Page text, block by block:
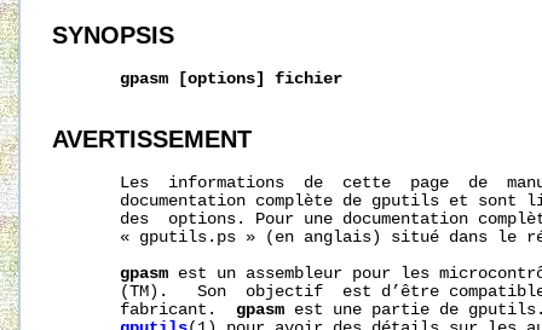
SYNOPSIS
gpasm [options] fichier
AVERTISSEMENT
Les  informations  de  cette  page  de
documentation complète de gputils et sont
des  options. Pour une documentation
« gputils.ps » (en anglais) situé dans le
gpasm est un assembleur pour les
(TM).   Son  objectif  est d’être
       fabricant.
gpasm est une partie de